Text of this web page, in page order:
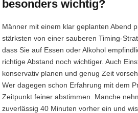
besonders wichtig?
Männer mit einem klar geplanten Abend
stärksten von einer sauberen Timing-
dass Sie auf Essen oder Alkohol
richtige Abstand noch wichtiger. Auch
konservativ planen und genug Zeit
Wer dagegen schon Erfahrung mit dem
Zeitpunkt feiner abstimmen. Manche
zuverlässig 40 Minuten vorher ein und